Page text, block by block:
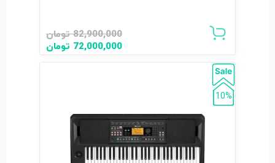
82,900,000 تومان
72,000,000 تومان
10%